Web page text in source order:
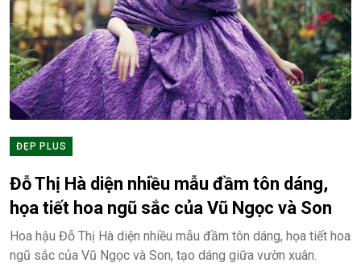
ĐẸP PLUS
Đỗ Thị Hà diện nhiều mẫu đầm tôn dáng,
họa tiết hoa ngũ sắc của Vũ Ngọc và Son
Hoa hậu Đỗ Thị Hà diện nhiều mẫu đầm tôn dáng, họa tiết hoa
ngũ sắc của Vũ Ngọc và Son, tạo dáng giữa vườn xuân.